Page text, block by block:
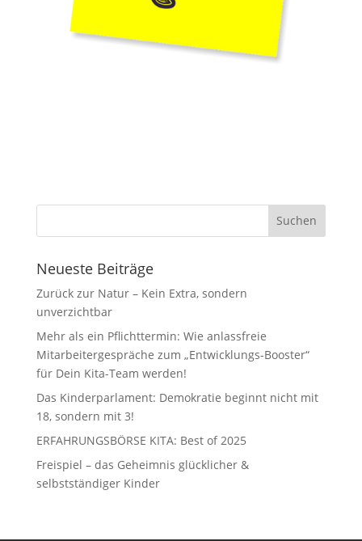
Neueste Beiträge
Zurück zur Natur – Kein Extra, sondern
unverzichtbar
Mehr als ein Pflichttermin: Wie anlassfreie
Mitarbeitergespräche zum „Entwicklungs-Booster“
für Dein Kita-Team werden!
Das Kinderparlament: Demokratie beginnt nicht mit
18, sondern mit 3!
ERFAHRUNGSBÖRSE KITA: Best of 2025
Freispiel – das Geheimnis glücklicher &
selbstständiger Kinder